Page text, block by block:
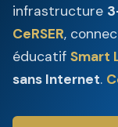
infrastructure
CeRSER,
éducatif Smart
sans Internet.